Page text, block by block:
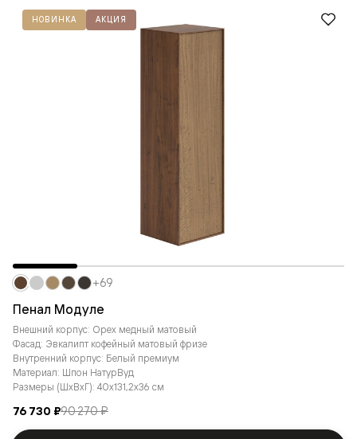
НОВИНКА АКЦИЯ
Пенал Модуле
Внешний корпус: Орех медный матовый
Фасад: Эвкалипт кофейный матовый фризе
Внутренний корпус: Белый премиум
Материал: Шпон НатурВуд
Размеры (ШxВxГ): 40x131,2x36 см
76 730 ₽90 270 ₽
+69